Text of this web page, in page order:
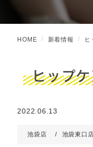
HOME 新着情報 ヒ
ヒップ
2022.06.13
池袋店 池袋東口